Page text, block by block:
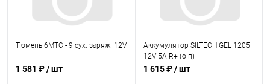
Тюмень 6МТС - 9 сух. заряж. 12V
1 581 ₽/ шт
Аккумулятор SILTECH GEL 1205
12V 5A R+ (о п)
1 615 ₽/ шт